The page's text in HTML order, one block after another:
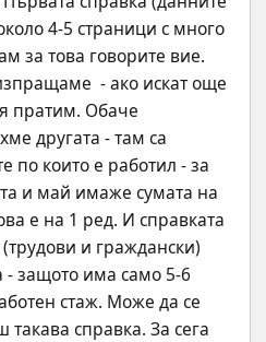
4-5 страници с много
за това говорите вие.
- ако искат още
пратим. Обаче
другата - там са
по които е работил - за
и май имаже сумата на
е на 1 ред. И справката
и граждански)
- защото има само 5-6
стаж. Може да се
справка. За сега